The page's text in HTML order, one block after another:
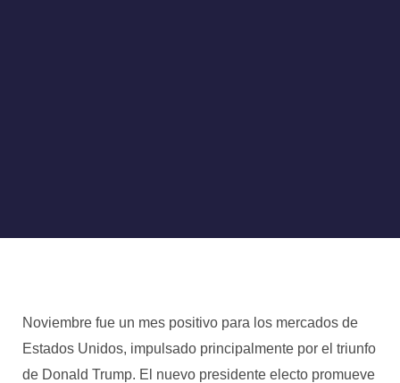
Noviembre fue un mes positivo para los mercados de
Estados Unidos, impulsado principalmente por el triunfo
de Donald Trump. El nuevo presidente electo promueve